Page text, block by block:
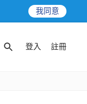
我同意
登入 註冊